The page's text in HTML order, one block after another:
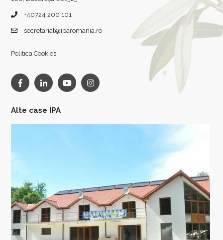
+40724 200 101
secretariat@iparomania.ro
Politica Cookies
Alte case IPA